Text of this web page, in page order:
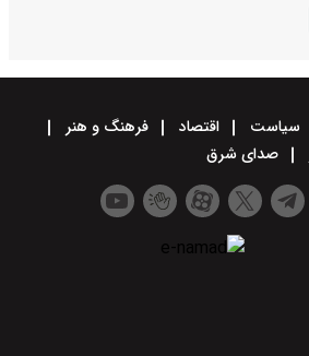
سیاست اقتصاد
فرهنگ و هنر
صدای شرق